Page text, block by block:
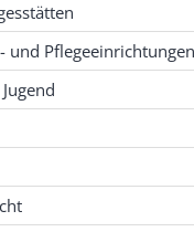
und Pflegeeinrichtungen